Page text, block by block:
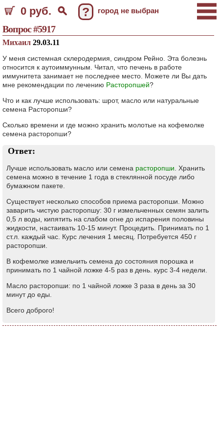
0 руб. ? город не выбран
Вопрос #5917
Михаил 29.03.11
У меня системная склеродермия, синдром Рейно. Эта болезнь
относится к аутоиммунным. Читал, что печень в работе
иммунитета занимает не последнее место. Можете ли Вы дать
мне рекомендации по лечению Расторопшей?
Что и как лучше использовать: шрот, масло или натуральные
семена Расторопши?
Сколько времени и где можно хранить молотые на кофемолке
семена расторопши?
Ответ:
Лучше использовать масло или семена расторопши . Хранить
семена можно в течение 1 года в стеклянной посуде либо
бумажном пакете.
Существует несколько способов приема расторопши. Можно
заварить чистую расторопшу: 30 г измельченных семян залить
0,5 л воды, кипятить на слабом огне до испарения половины
жидкости, настаивать 10-15 минут. Процедить. Принимать по 1
ст.л. каждый час. Курс лечения 1 месяц. Потребуется 450 г
расторопши.
В кофемолке измельчить семена до состояния порошка и
принимать по 1 чайной ложке 4-5 раз в день. курс 3-4 недели.
Масло расторопши: по 1 чайной ложке 3 раза в день за 30
минут до еды.
Всего доброго!